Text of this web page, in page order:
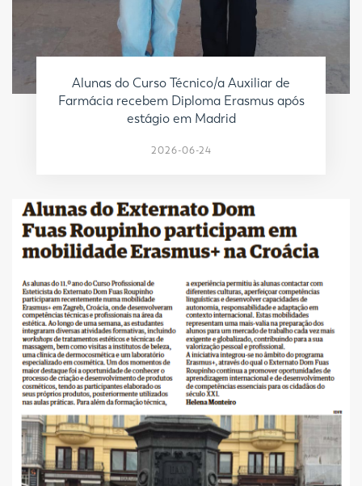
Alunas do Curso Técnico/a Auxiliar de
Farmácia recebem Diploma Erasmus após
estágio em Madrid
2026-06-24